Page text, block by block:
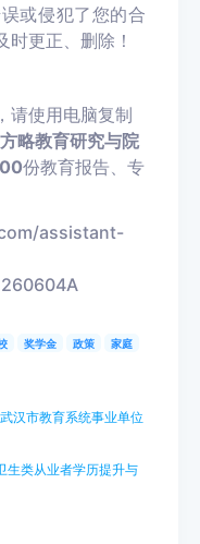
或侵犯了您的合
更正、删除！
请使用电脑复制
方略教育研究与院
份教育报告、专
assistant-
奖学金 政策 家庭
汉市教育系统事业单位
生类从业者学历提升与